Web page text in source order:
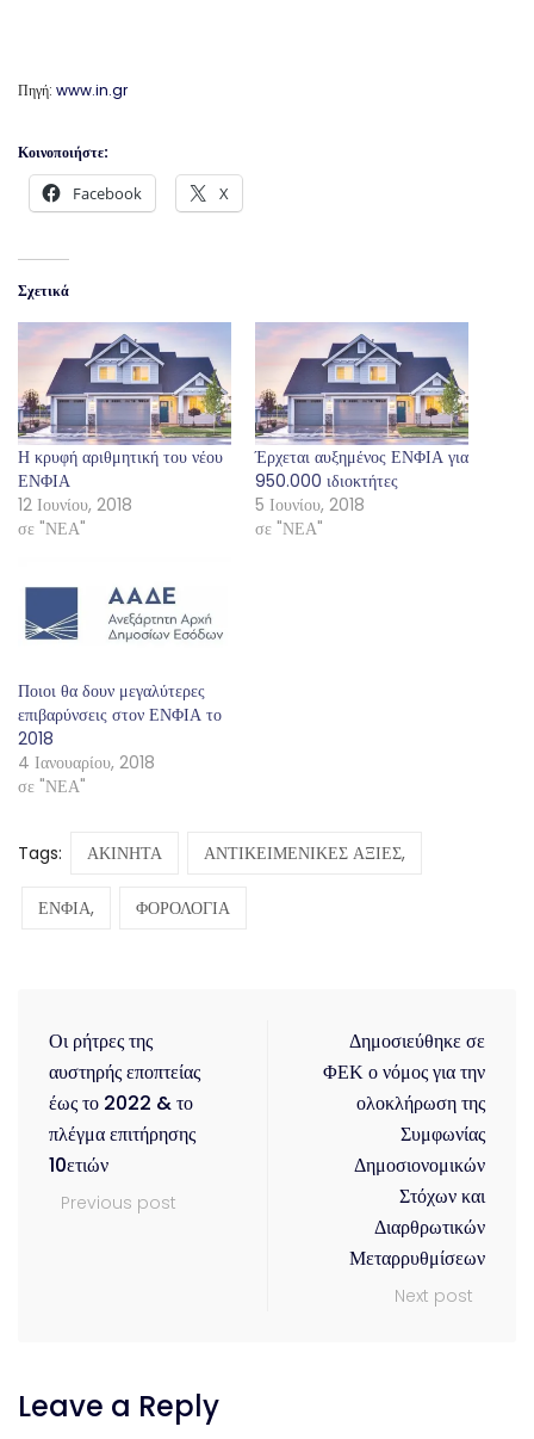
Πηγή: www.in.gr
Κοινοποιήστε:
Facebook X
Σχετικά
Η κρυφή αριθμητική του νέου
ΕΝΦΙΑ
12 Ιουνίου, 2018
σε "ΝΕΑ"
Έρχεται αυξημένος ΕΝΦΙΑ για
950.000 ιδιοκτήτες
5 Ιουνίου, 2018
σε "ΝΕΑ"
Ποιοι θα δουν μεγαλύτερες
επιβαρύνσεις στον ΕΝΦΙΑ το
2018
4 Ιανουαρίου, 2018
σε "ΝΕΑ"
Tags: ΑΚΙΝΗΤΑ ΑΝΤΙΚΕΙΜΕΝΙΚΕΣ ΑΞΙΕΣ,
ΕΝΦΙΑ, ΦΟΡΟΛΟΓΙΑ
Οι ρήτρες της
αυστηρής εποπτείας
έως το 2022 & το
πλέγμα επιτήρησης
10ετιών
Previous post
Δημοσιεύθηκε σε
ΦΕΚ ο νόμος για την
ολοκλήρωση της
Συμφωνίας
Δημοσιονομικών
Στόχων και
Διαρθρωτικών
Μεταρρυθμίσεων
Next post
Leave a Reply